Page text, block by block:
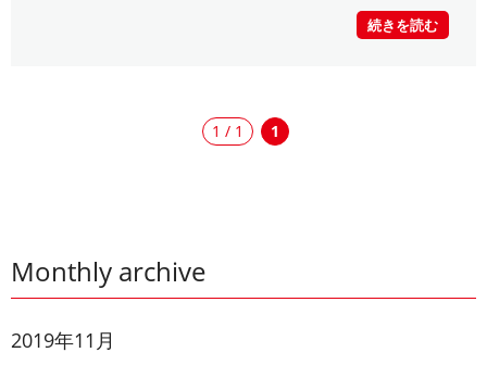
続きを読む
1 / 1 1
Monthly archive
2019年11月